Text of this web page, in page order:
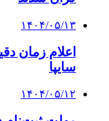
۱۴۰۴/۰۵/۱۳
اعلام زمان
سایپا
۱۴۰۴/۰۵/۱۲